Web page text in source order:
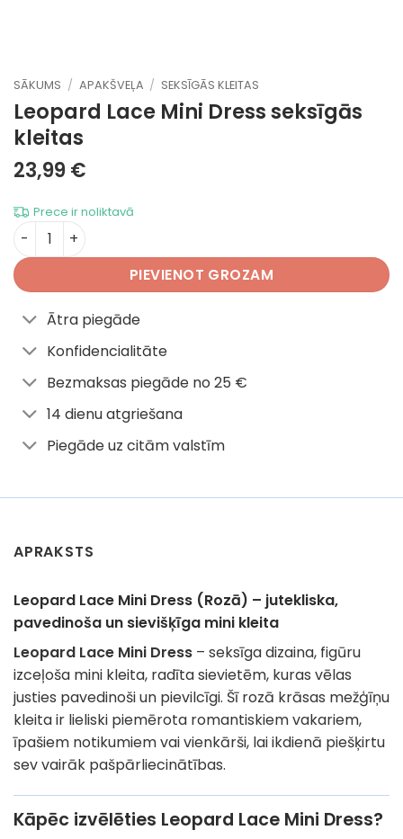
SĀKUMS / APAKŠVEĻA / SEKSĪGĀS KLEITAS
Leopard Lace Mini Dressseksīgās
kleitas
23,99€
Prece ir noliktavā
Leopard Lace Mini Dress daudzums
PIEVIENOT GROZAM
Ātra piegāde
Konfidencialitāte
Bezmaksas piegāde no 25 €
14 dienu atgriešana
Piegāde uz citām valstīm
APRAKSTS
Leopard Lace Mini Dress (Rozā) – jutekliska,
pavedinoša un sievišķīga mini kleita
Leopard Lace Mini Dress – seksīga dizaina, figūru
izceļoša mini kleita, radīta sievietēm, kuras vēlas
justies pavedinoši un pievilcīgi. Šī rozā krāsas mežģīņu
kleita ir lieliski piemērota romantiskiem vakariem,
īpašiem notikumiem vai vienkārši, lai ikdienā piešķirtu
sev vairāk pašpārliecinātības.
Kāpēc izvēlēties Leopard Lace Mini Dress?